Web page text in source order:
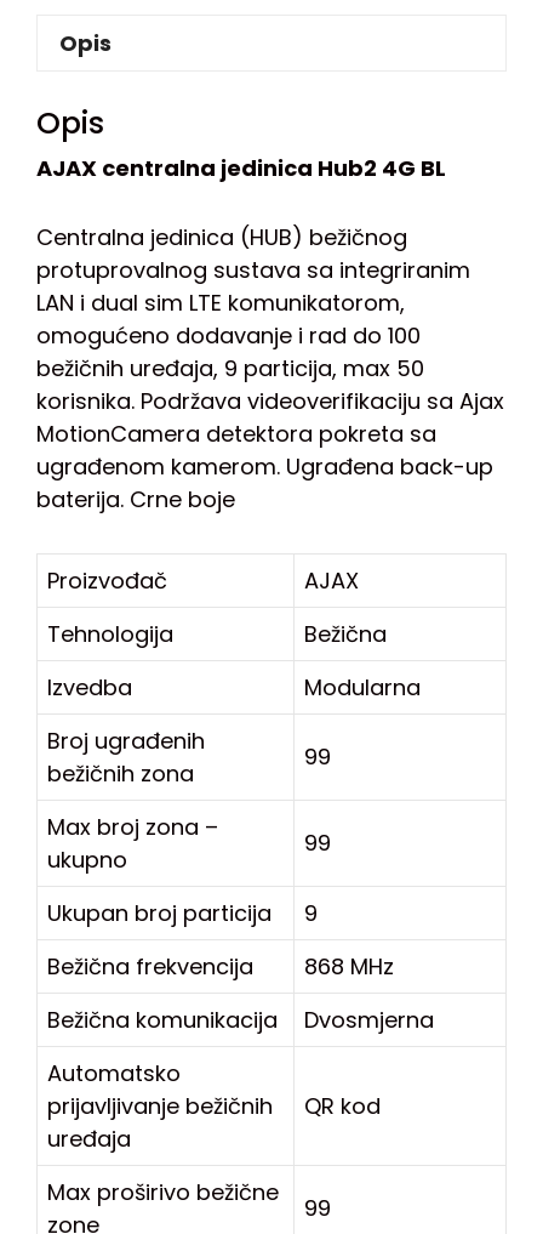
Opis
Opis
AJAX centralna jedinica Hub2 4G BL
Centralna jedinica (HUB) bežičnog
protuprovalnog sustava sa integriranim
LAN i dual sim LTE komunikatorom,
omogućeno dodavanje i rad do 100
bežičnih uređaja, 9 particija, max 50
korisnika. Podržava videoverifikaciju sa Ajax
MotionCamera detektora pokreta sa
ugrađenom kamerom. Ugrađena back-up
baterija. Crne boje
Proizvođač
AJAX
Tehnologija
Bežična
Izvedba
Modularna
Broj ugrađenih
bežičnih zona
99
Max broj zona –
ukupno
99
Ukupan broj particija
9
Bežična frekvencija
868 MHz
Bežična komunikacija
Dvosmjerna
Automatsko
prijavljivanje bežičnih
uređaja
QR kod
Max proširivo bežične
zone
99